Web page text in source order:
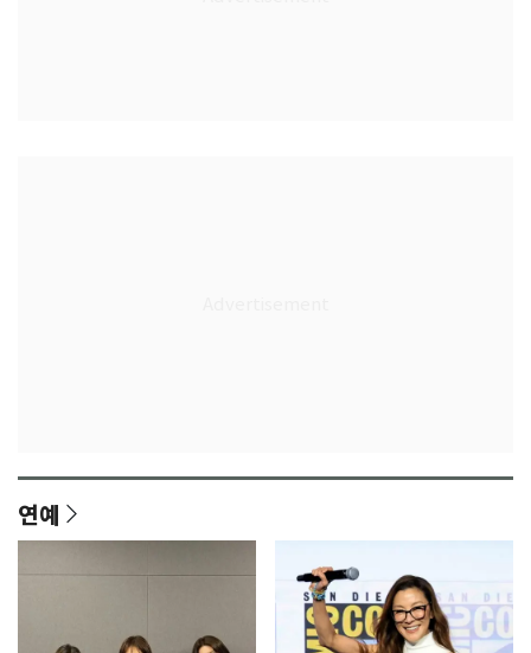
연예